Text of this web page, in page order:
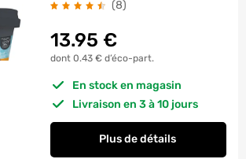
(8)
13.95 €
dont 0.43 € d’éco-part.
En stock en magasin
Livraison en 3 à 10 jours
Plus de détails